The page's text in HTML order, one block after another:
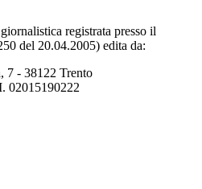
registrata presso il
del 20.04.2005) edita da:
7 - 38122 Trento
02015190222